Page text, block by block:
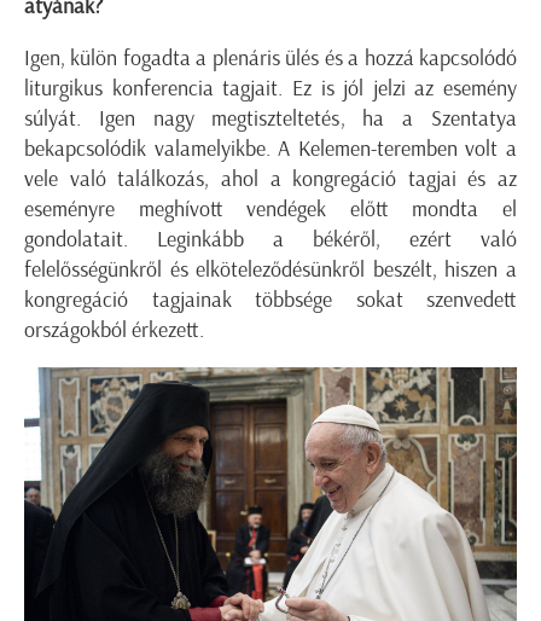
atyának?
Igen, külön fogadta a plenáris ülés és a hozzá kapcsolódó
liturgikus konferencia tagjait. Ez is jól jelzi az esemény
súlyát. Igen nagy megtiszteltetés, ha a Szentatya
bekapcsolódik valamelyikbe. A Kelemen-teremben volt a
vele való találkozás, ahol a kongregáció tagjai és az
eseményre meghívott vendégek előtt mondta el
gondolatait. Leginkább a békéről, ezért való
felelősségünkről és elköteleződésünkről beszélt, hiszen a
kongregáció tagjainak többsége sokat szenvedett
országokból érkezett.